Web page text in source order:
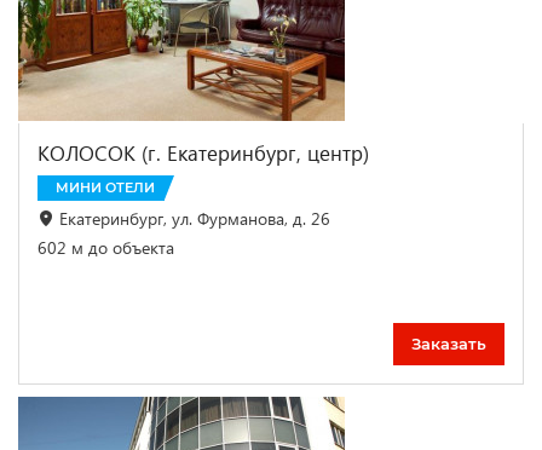
КОЛОСОК (г. Екатеринбург, центр)
МИНИ ОТЕЛИ
Екатеринбург, ул. Фурманова, д. 26
602 м до объекта
Заказать